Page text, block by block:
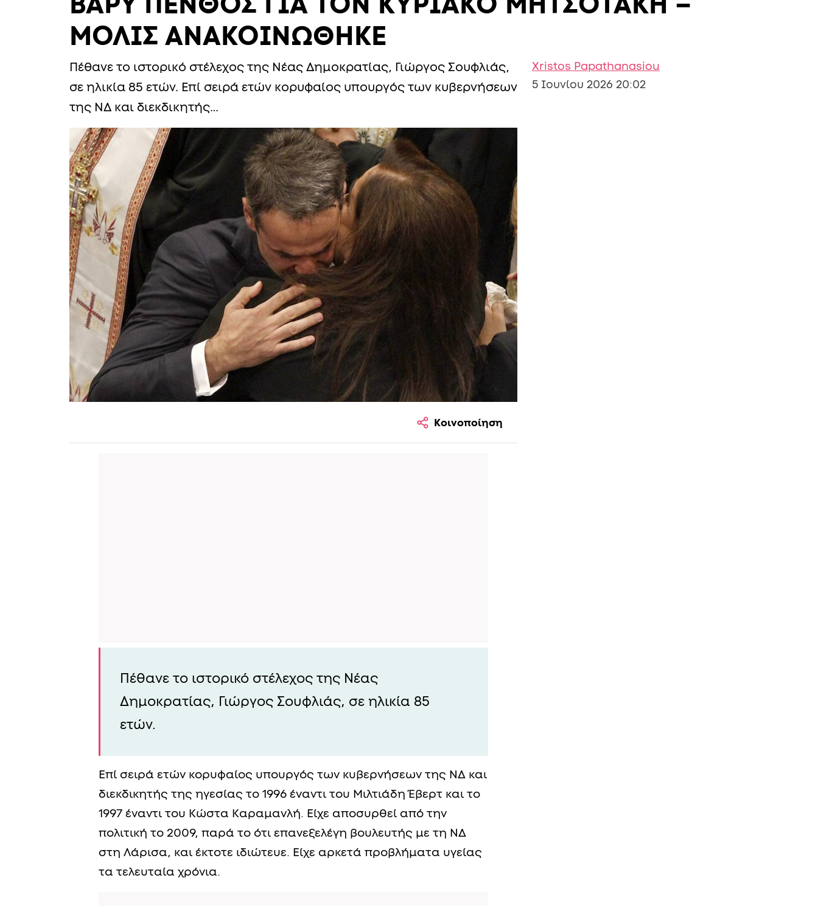
ΒΑΡΥ ΠΕΝΘΟΣ ΓΙΑ ΤΟΝ ΚΥΡΙΑΚΟ ΜΗΤΣΟΤΑΚΗ –
ΜΟΛΙΣ ΑΝΑΚΟΙΝΩΘΗΚΕ
Πέθανε το ιστορικό στέλεχος της Νέας Δημοκρατίας, Γιώργος Σουφλιάς,
σε ηλικία 85 ετών. Επί σειρά ετών κορυφαίος υπουργός των κυβερνήσεων
της ΝΔ και διεκδικητής…
Xristos Papathanasiou
5 Ιουνίου 2026 20:02
Κοινοποίηση
Πέθανε το ιστορικό στέλεχος της Νέας
Δημοκρατίας, Γιώργος Σουφλιάς, σε ηλικία 85
ετών.
Επί σειρά ετών κορυφαίος υπουργός των κυβερνήσεων της ΝΔ και
διεκδικητής της ηγεσίας το 1996 έναντι του Μιλτιάδη Έβερτ και το
1997 έναντι του Κώστα Καραμανλή. Είχε αποσυρθεί από την
πολιτική το 2009, παρά το ότι επανεξελέγη βουλευτής με τη ΝΔ
στη Λάρισα, και έκτοτε ιδιώτευε. Είχε αρκετά προβλήματα υγείας
τα τελευταία χρόνια.